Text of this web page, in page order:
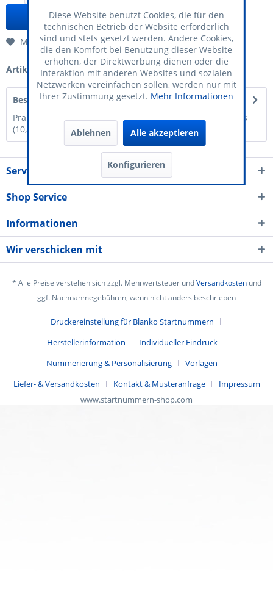
In denWarenkorb
Merken
Artikel-Nr.: 70-110-013
Beschreibung
Praktisch & Robust: Dank des handlichen DIN A7-Formats
(10,5 × 7,4 cm) sind unsere...
mehr
Service Kontakt
Shop Service
Informationen
Wir verschicken mit
* Alle Preise verstehen sich zzgl. Mehrwertsteuer undVersandkostenund
ggf. Nachnahmegebühren, wenn nicht anders beschrieben
Druckereinstellung für Blanko Startnummern
Herstellerinformation
Individueller Eindruck
Nummerierung & Personalisierung
Vorlagen
Liefer- & Versandkosten
Kontakt & Musteranfrage
Impressum
www.startnummern-shop.com
Diese Website benutzt Cookies, die für den
technischen Betrieb der Website erforderlich
sind und stets gesetzt werden. Andere Cookies,
die den Komfort bei Benutzung dieser Website
erhöhen, der Direktwerbung dienen oder die
Interaktion mit anderen Websites und sozialen
Netzwerken vereinfachen sollen, werden nur mit
Ihrer Zustimmung gesetzt. Mehr Informationen
Ablehnen Alle akzeptieren
Konfigurieren